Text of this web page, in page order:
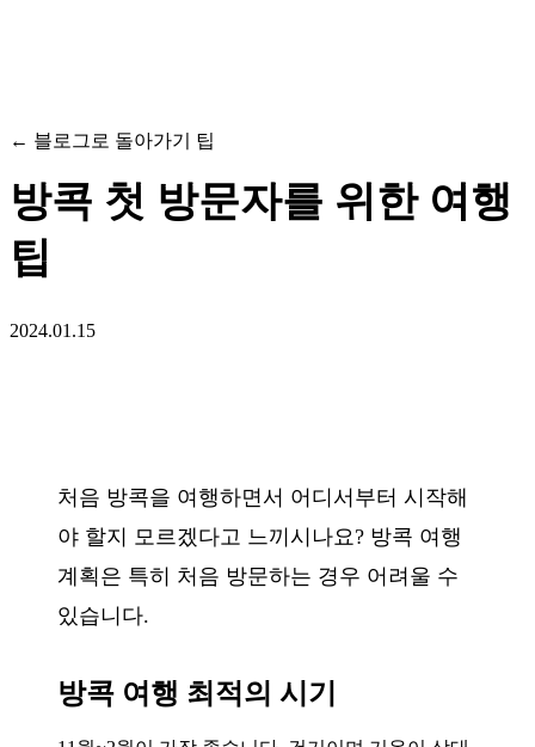
← 블로그로 돌아가기 팁
방콕 첫 방문자를 위한 여행
팁
2024.01.15
처음 방콕을 여행하면서 어디서부터 시작해
야 할지 모르겠다고 느끼시나요? 방콕 여행
계획은 특히 처음 방문하는 경우 어려울 수
있습니다.
방콕 여행 최적의 시기